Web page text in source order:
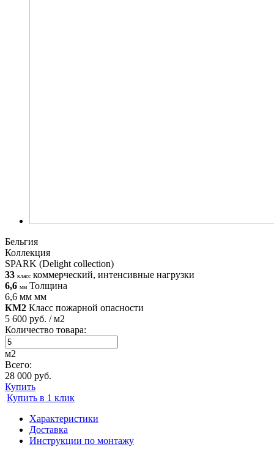
Бельгия
Коллекция
SPARK (Delight collection)
33 класс коммерческий, интенсивные нагрузки
6,6 мм Толщина
6,6 мм мм
КМ2 Класс пожарной опасности
5 600 руб. / м2
Количество товара:
м2
Всего:
28 000 руб.
Купить
Купить в 1 клик
Характеристики
Доставка
Инструкции по монтажу